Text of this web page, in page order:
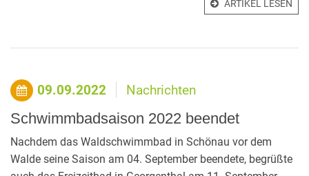
ARTIKEL LESEN
09.09.2022 Nachrichten
Schwimmbadsaison 2022 beendet
Nachdem das Waldschwimmbad in Schönau vor dem
Walde seine Saison am 04. September beendete, begrüßte